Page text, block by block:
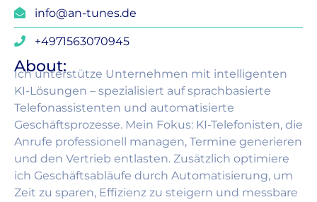
info@an-tunes.de
+4971563070945
About:
Ich unterstütze Unternehmen mit intelligenten
KI-Lösungen – spezialisiert auf sprachbasierte
Telefonassistenten und automatisierte
Geschäftsprozesse. Mein Fokus: KI-Telefonisten, die
Anrufe professionell managen, Termine generieren
und den Vertrieb entlasten. Zusätzlich optimiere
ich Geschäftsabläufe durch Automatisierung, um
Zeit zu sparen, Effizienz zu steigern und messbare